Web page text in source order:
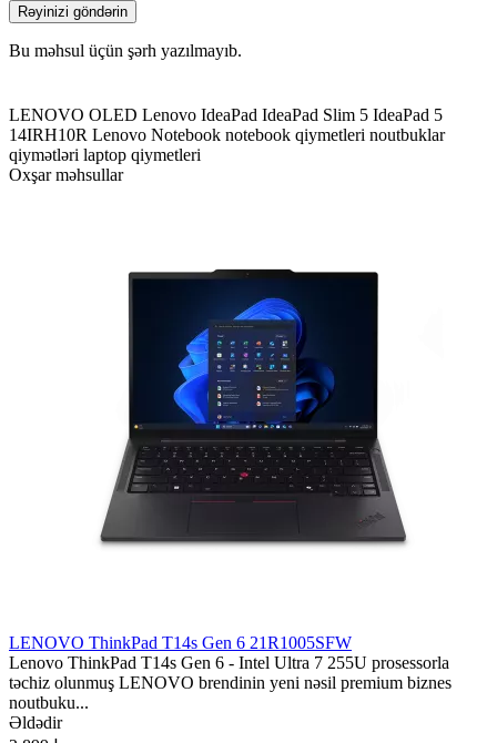
Rəyinizi göndərin
Bu məhsul üçün şərh yazılmayıb.
LENOVO OLED Lenovo IdeaPad IdeaPad Slim 5 IdeaPad 5
14IRH10R Lenovo Notebook notebook qiymetleri noutbuklar
qiymətləri laptop qiymetleri
Oxşar məhsullar
LENOVO ThinkPad T14s Gen 6 21R1005SFW
Lenovo ThinkPad T14s Gen 6 - Intel Ultra 7 255U prosessorla
təchiz olunmuş LENOVO brendinin yeni nəsil premium biznes
noutbuku...
Əldədir